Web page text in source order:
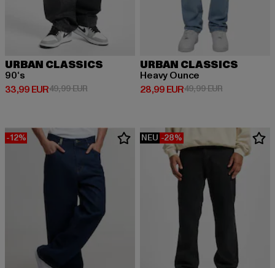
URBAN CLASSICS
90‘s
33,99 EUR
Derzeitiger Preis: 33,99 EUR
49,99 EURAktionspreis: 49,99 EUR
URBAN CLASSICS
Heavy Ounce
28,99 EUR
Derzeitiger Preis: 28,99 EUR
49,99 EURAktionspreis:
-12% NEU -28%